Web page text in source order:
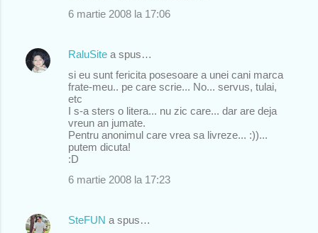
6 martie 2008 la 17:06
RaluSite a spus…
si eu sunt fericita posesoare a unei cani marca
frate-meu.. pe care scrie... No... servus, tulai,
etc
I s-a sters o litera... nu zic care... dar are deja
vreun an jumate.
Pentru anonimul care vrea sa livreze... :))...
putem dicuta!
:D
6 martie 2008 la 17:23
SteFUN a spus…